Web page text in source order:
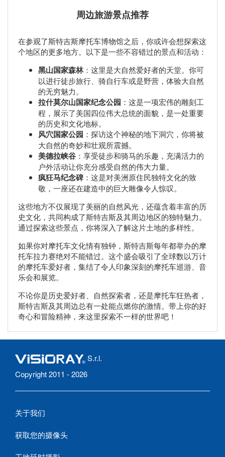
周边旅游景点推荐
在参观了斯特吉斯摩托车博物馆之后，你或许会想探索这
个地区的更多地方。以下是一些不容错过的景点和活动：
黑山国家森林：这里是大自然爱好者的天堂。你可
以进行徒步旅行、骑自行车或是野营，体验大自然
的无穷魅力。
拉什莫尔山国家纪念公园 ：这是一项宏伟的雕刻工
程，展示了美国四位伟大总统的面貌，是一处重要
的历史和文化地标。
风穴国家公园 ：探访这个神秘的地下洞穴，你将被
大自然的奇妙和壮观所震撼。
美德拉峡谷 ：享受徒步和骑马的乐趣，充满活力的
户外活动让你充分感受自然的伟大力量。
疯狂马纪念碑：这是对美洲原住民独特文化的致
敬，一座还在建造中的巨大雕像令人惊叹。
这些地方不仅展现了美丽的自然风光，还蕴含着丰富的历
史文化，共同构成了斯特吉斯及其周边地区的独特魅力。
通过探索这些景点，你将深入了解这片土地的多样性。
如果你对摩托车文化情有独钟，斯特吉斯每年都举办的摩
托车拉力赛绝对不能错过。这个盛会吸引了全球数以万计
的摩托车爱好者，集结了令人印象深刻的摩托车巡游、音
乐会和展览。
不论你是历史爱好者、自然探索者，还是摩托车狂热者，
斯特吉斯及其周边总有一处能点燃你的激情。带上你的好
奇心和冒险精神，来这里探索不一样的世界吧！
S.r.l.
Copyright 2011 - 2026
关于我们
获取您的摄像头